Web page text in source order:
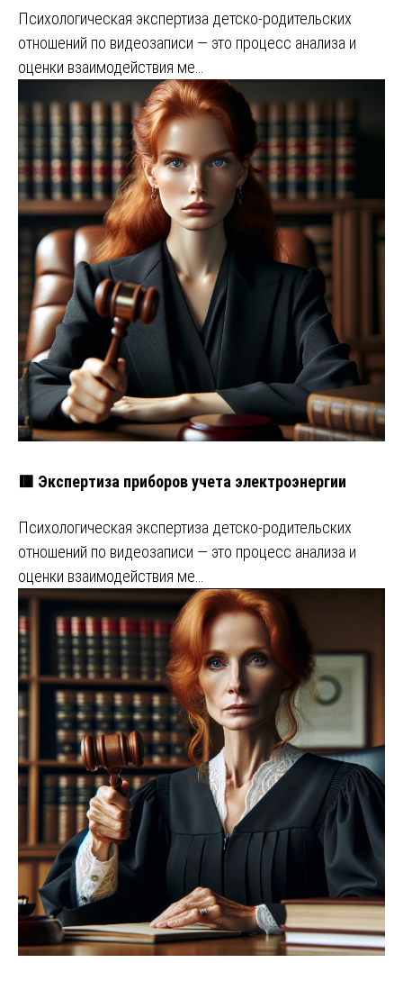
Психологическая экспертиза детско-родительских
отношений по видеозаписи — это процесс анализа и
оценки взаимодействия ме…
🟥 Экспертиза приборов учета электроэнергии
Психологическая экспертиза детско-родительских
отношений по видеозаписи — это процесс анализа и
оценки взаимодействия ме…